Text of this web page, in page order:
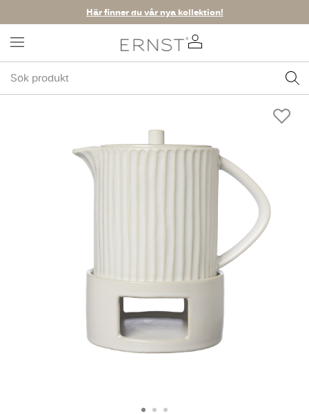
Här finner du vår nya kollektion!